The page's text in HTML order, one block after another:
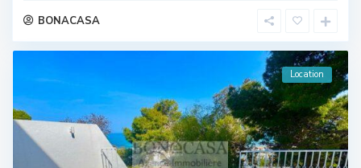
BONACASA
Location